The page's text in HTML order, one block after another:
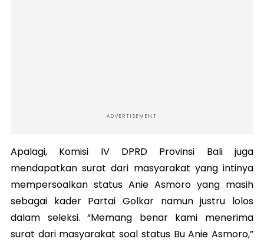
ADVERTISEMENT
Apalagi, Komisi IV DPRD Provinsi Bali juga
mendapatkan surat dari masyarakat yang intinya
mempersoalkan status Anie Asmoro yang masih
sebagai kader Partai Golkar namun justru lolos
dalam seleksi. “Memang benar kami menerima
surat dari masyarakat soal status Bu Anie Asmoro,”